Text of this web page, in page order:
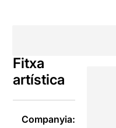
Fitxa
artística
Companyia: